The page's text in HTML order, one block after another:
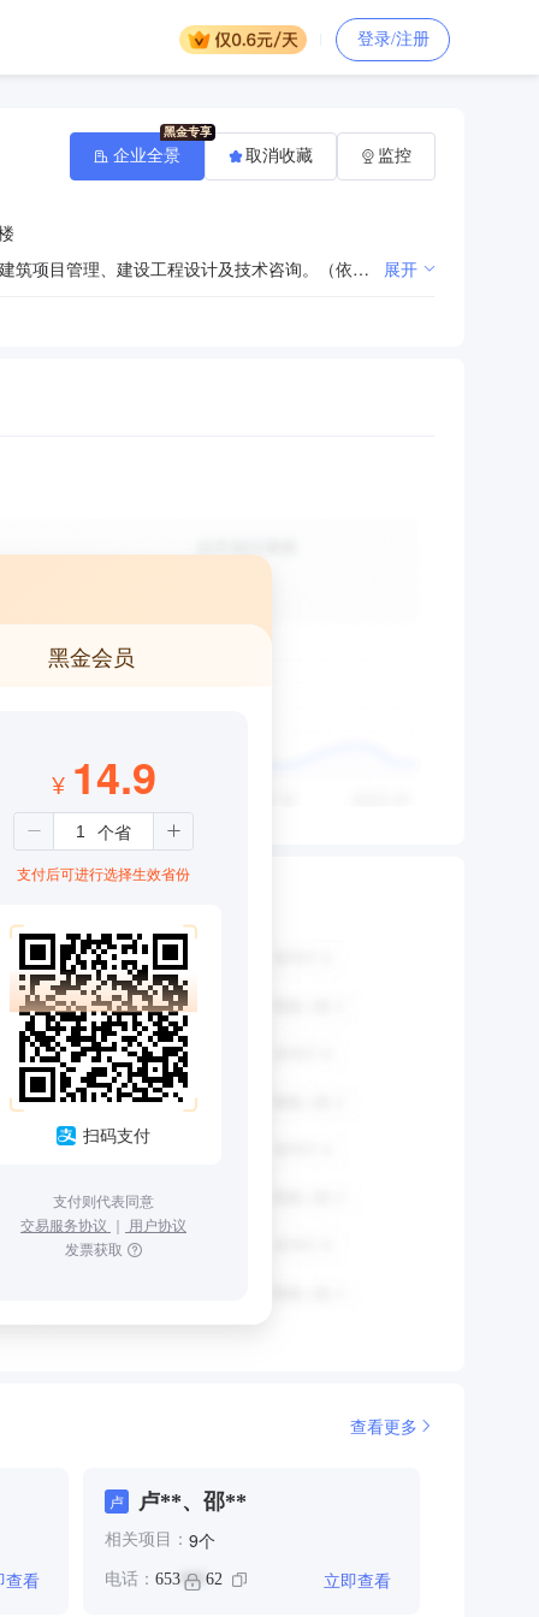
登录/注册
建筑工程项目代建、项目概算、项目估算，造价咨询及管理、工程监理、政府采购代理、工程招标代理、建筑项目管理、建设工程设计及技术咨询。（依法须经批准的项目，经相关部门批准后方可开展经营活动）
展开
企业全景 取消收藏 监控
黑金会员
¥ 14.9
支付后可进行选择生效省份
扫码支付
支付则代表同意
交易服务协议 ｜ 用户协议
发票获取
查看更多
查看
卢 卢**、邵**
相关项目： 9个
电话： 653*** 62 立即查看